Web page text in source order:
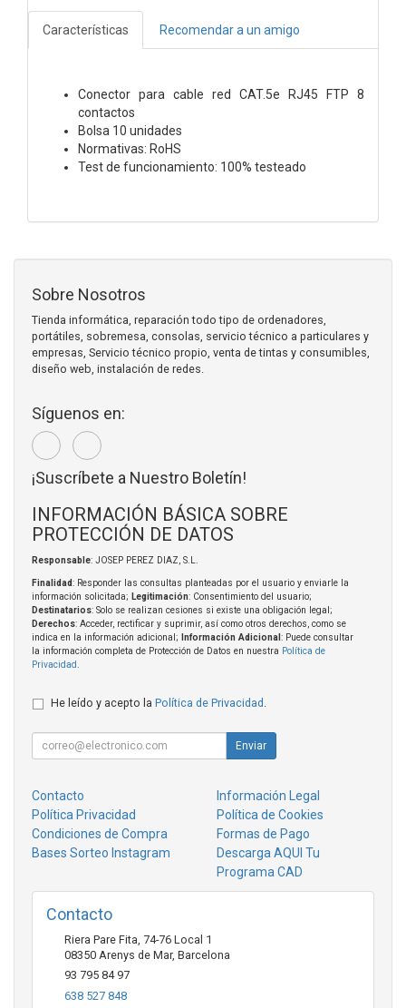
Características Recomendar a un amigo
Conector para cable red CAT.5e RJ45 FTP 8
contactos
Bolsa 10 unidades
Normativas: RoHS
Test de funcionamiento: 100% testeado
Sobre Nosotros
Tienda informática, reparación todo tipo de ordenadores,
portátiles, sobremesa, consolas, servicio técnico a particulares y
empresas, Servicio técnico propio, venta de tintas y consumibles,
diseño web, instalación de redes.
Síguenos en:
¡Suscríbete a Nuestro Boletín!
INFORMACIÓN BÁSICA SOBRE
PROTECCIÓN DE DATOS
Responsable: JOSEP PEREZ DIAZ, S.L.
Finalidad: Responder las consultas planteadas por el usuario y enviarle la
información solicitada; Legitimación: Consentimiento del usuario;
Destinatarios: Solo se realizan cesiones si existe una obligación legal;
Derechos: Acceder, rectificar y suprimir, así como otros derechos, como se
indica en la información adicional;
Información Adicional : Puede consultar
la información completa de Protección de Datos en nuestra Política de
Privacidad
He leído y acepto la Política de Privacidad
Enviar
Contacto
Información Legal
Política Privacidad
Política de Cookies
Condiciones de Compra
Formas de Pago
Bases Sorteo Instagram
Descarga AQUI Tu
Programa CAD
Contacto
Riera Pare Fita, 74-76 Local 1
08350 Arenys de Mar, Barcelona
93 795 84 97
638 527 848